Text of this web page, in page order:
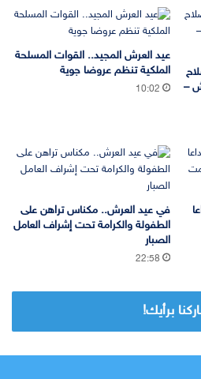
–
عيد العرش المجيد.. القوات المسلحة
الملكية تنظم عروضا جوية
10:02
في عيد العرش.. مكناس تراهن على
الطفولة والكرامة تحت إشراف العامل
الصبار
22:58
برأيك!